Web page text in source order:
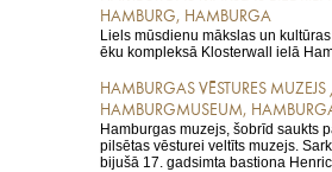
HAMBURG, HAMBURGA
Liels mūsdienu mākslas un
ēku kompleksā Klosterwall ielā
HAMBURGAS VĒSTURES
HAMBURGMUSEUM,
Hamburgas muzejs, šobrīd saukts
pilsētas vēsturei veltīts muzejs.
bijušā 17. gadsimta bastiona